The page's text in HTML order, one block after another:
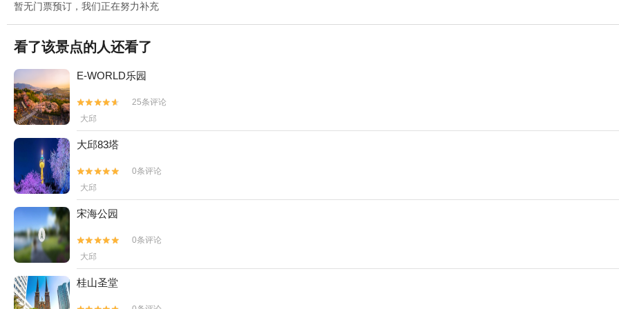
暂无门票预订，我们正在努力补充
看了该景点的人还看了
E-WORLD乐园


25条评论
大邱
大邱83塔


0条评论
大邱
宋海公园


0条评论
大邱
桂山圣堂